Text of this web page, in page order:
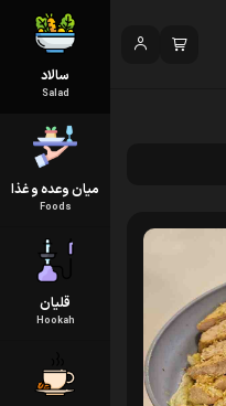
سالاد
Salad
میان وعده و غذا
Foods
قلیان
Hookah